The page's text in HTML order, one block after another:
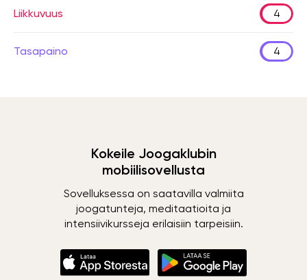
Liikkuvuus 4
Tasapaino 4
Kokeile Joogaklubin
mobiilisovellusta
Sovelluksessa on saatavilla valmiita
joogatunteja, meditaatioita ja
intensiivikursseja erilaisiin tarpeisiin.